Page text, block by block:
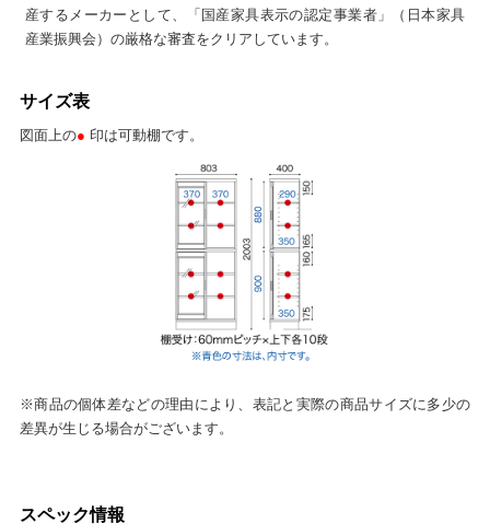
産するメーカーとして、「国産家具表示の認定事業者」（日本家具
産業振興会）の厳格な審査をクリアしています。
サイズ表
図面上の● 印は可動棚です。
※商品の個体差などの理由により、表記と実際の商品サイズに多少の
差異が生じる場合がございます。
スペック情報